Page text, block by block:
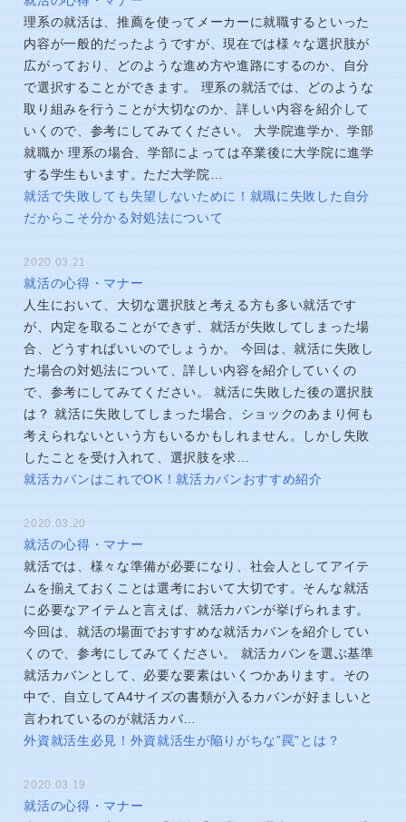
理系の就活は、推薦を使ってメーカーに就職するといった
内容が一般的だったようですが、現在では様々な選択肢が
広がっており、どのような進め方や進路にするのか、自分
で選択することができます。 理系の就活では、どのような
取り組みを行うことが大切なのか、詳しい内容を紹介して
いくので、参考にしてみてください。 大学院進学か、学部
就職か 理系の場合、学部によっては卒業後に大学院に進学
する学生もいます。ただ大学院…
就活で失敗しても失望しないために！就職に失敗した自分
だからこそ分かる対処法について
2020.03.21
就活の心得・マナー
人生において、大切な選択肢と考える方も多い就活です
が、内定を取ることができず、就活が失敗してしまった場
合、どうすればいいのでしょうか。 今回は、就活に失敗し
た場合の対処法について、詳しい内容を紹介していくの
で、参考にしてみてください。 就活に失敗した後の選択肢
は？ 就活に失敗してしまった場合、ショックのあまり何も
考えられないという方もいるかもしれません。しかし失敗
したことを受け入れて、選択肢を求…
就活カバンはこれでOK！就活カバンおすすめ紹介
2020.03.20
就活の心得・マナー
就活では、様々な準備が必要になり、社会人としてアイテ
ムを揃えておくことは選考において大切です。そんな就活
に必要なアイテムと言えば、就活カバンが挙げられます。
今回は、就活の場面でおすすめな就活カバンを紹介してい
くので、参考にしてみてください。 就活カバンを選ぶ基準
就活カバンとして、必要な要素はいくつかあります。その
中で、自立してA4サイズの書類が入るカバンが好ましいと
言われているのが就活カバ…
外資就活生必見！外資就活生が陥りがちな”罠”とは？
2020.03.19
就活の心得・マナー